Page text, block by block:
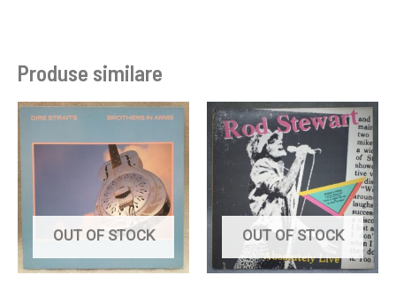
Produse similare
OUT OF STOCK OUT OF STOCK